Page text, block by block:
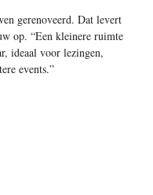
gerenoveerd. Dat levert
op. “Een kleinere ruimte
ideaal voor lezingen,
events.”